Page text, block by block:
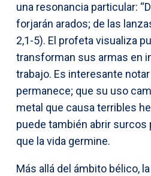
una resonancia particular:
forjarán arados; de las
2,1-5). El profeta visualiza
transforman sus armas en
trabajo. Es interesante
permanece; que su uso
metal que causa terribles
puede también abrir surcos
que la vida germine.
Más allá del ámbito bélico,